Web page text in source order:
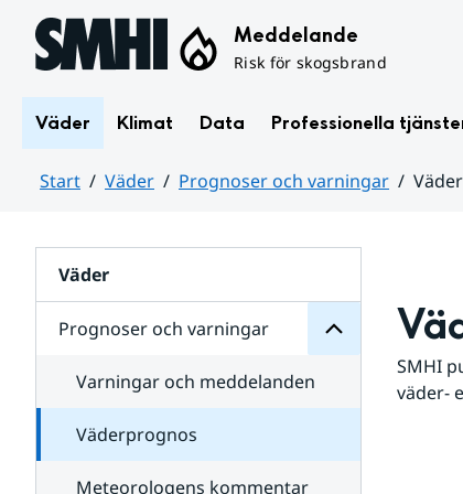
Hoppa till sidans innehåll Meddelande
Risk för skogsbrand
Väder Klimat Data Professionella
Start Väder Prognoser och varningar
Väder
Prognoser och varningar
för
varningar
Varningar och meddelanden
Väderprognos
Meteorologens kommentar
SMHI
väder-